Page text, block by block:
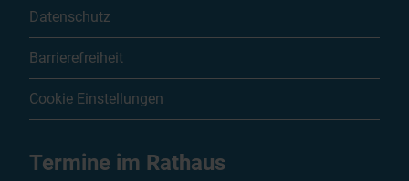
Datenschutz
Barrierefreiheit
Cookie Einstellungen
Termine im Rathaus